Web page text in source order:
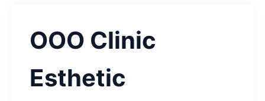
ООО Clinic
Esthetic